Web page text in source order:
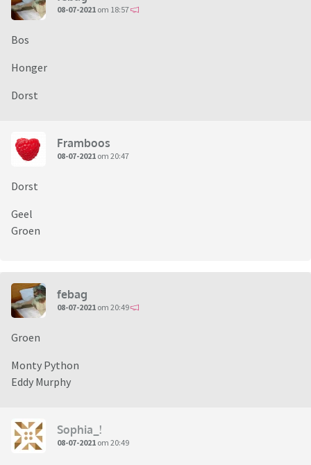
08-07-2021 om 18:57
Bos
Honger
Dorst
Framboos
08-07-2021 om 20:47
Dorst
Geel
Groen
febag
08-07-2021 om 20:49
Groen
Monty Python
Eddy Murphy
Sophia_!
08-07-2021 om 20:49